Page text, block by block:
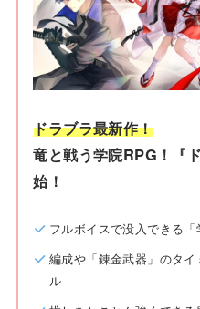
ドラブラ最新作！
竜と戦う学院RPG！『
始！
フルボイスで没入できる「
編成や「錬金武器」のタ
ル